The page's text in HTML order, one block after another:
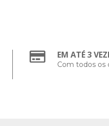
EM ATÉ 3
Com todos os